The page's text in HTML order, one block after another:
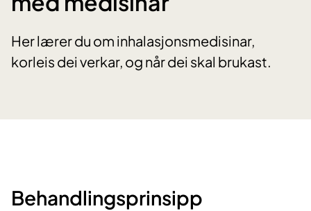
Her lærer du om inhalasjonsmedisinar,
korleis dei verkar, og når dei skal brukast.
Behandlingsprinsipp